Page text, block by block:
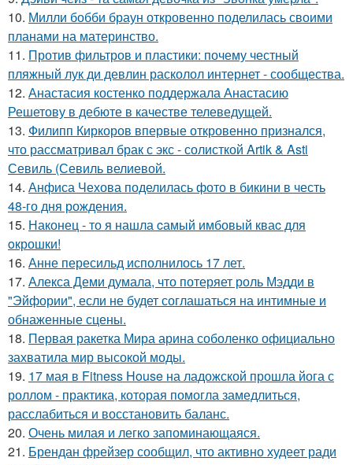
10. Милли бобби браун откровенно поделилась своими
планами на материнство.
11. Против фильтров и пластики: почему честный
пляжный лук ди девлин расколол интернет - сообщества.
12. Анастасия костенко поддержала Анастасию
Решетову в дебюте в качестве телеведущей.
13. Филипп Киркоров впервые откровенно признался,
что рассматривал брак с экс - солисткой Artik & Asti
Севиль (Севиль велиевой.
14. Анфиса Чехова поделилась фото в бикини в честь
48-го дня рождения.
15. Наконец - то я нашла cамый имбовый кваc для
oкрошки!
16. Анне пересильд исполнилось 17 лет.
17. Алекса Деми думала, что потеряет роль Мэдди в
"Эйфории", если не будет соглашаться на интимные и
обнаженные сцены.
18. Первая ракетка Мира арина соболенко официально
захватила мир высокой моды.
19. 17 мая в Fitness House на ладожской прошла йога с
роллом - практика, которая помогла замедлиться,
расслабиться и восстановить баланс.
20. Очень милая и легко запоминающаяся.
21. Брендан фрейзер сообщил, что активно худеет ради